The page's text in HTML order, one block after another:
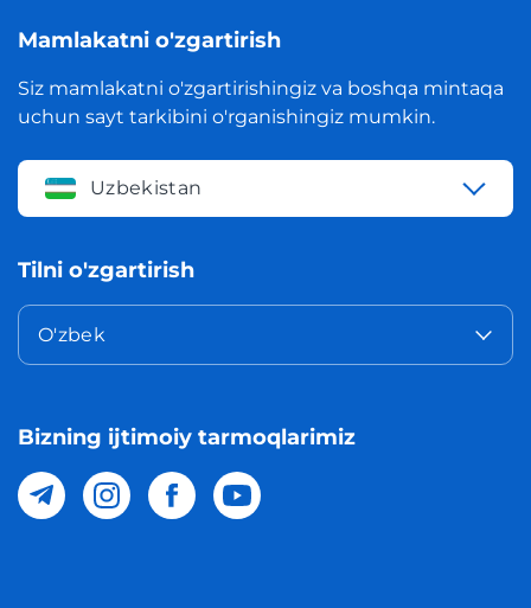
Mamlakatni o'zgartirish
Siz mamlakatni o'zgartirishingiz va boshqa mintaqa
uchun sayt tarkibini o'rganishingiz mumkin.
Uzbekistan
Tilni o'zgartirish
O'zbek
Bizning ijtimoiy tarmoqlarimiz